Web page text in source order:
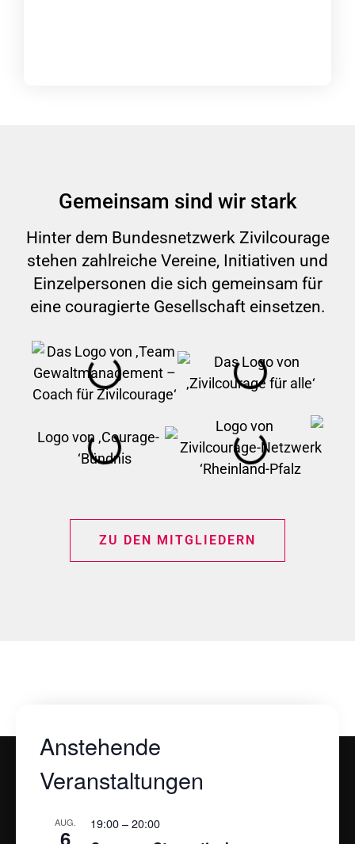
Gemeinsam sind wir stark
Hinter dem Bundesnetzwerk Zivilcourage
stehen zahlreiche Vereine, Initiativen und
Einzelpersonen die sich gemeinsam für
eine couragierte Gesellschaft einsetzen.
ZU DEN MITGLIEDERN
Anstehende
Veranstaltungen
AUG.
6
19:00–20:00